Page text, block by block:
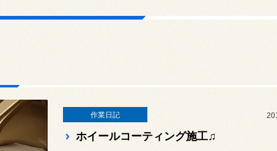
作業日記
ホイールコーティング施工♫